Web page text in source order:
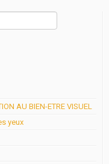
AU BIEN-ETRE VISUEL
yeux